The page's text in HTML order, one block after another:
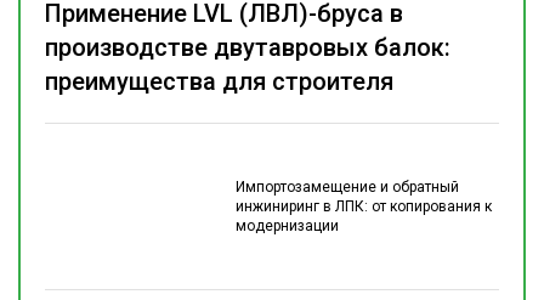
Импортозамещение и обратный
инжиниринг в ЛПК: от копирования к
модернизации
Применение LVL (ЛВЛ)-бруса в
производстве двутавровых балок:
преимущества для строителя